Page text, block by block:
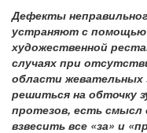
Дефекты
устраняют с помощью
художественной
случаях при
области жевательных
решиться на обточку
протезов, есть
взвесить все «за» и